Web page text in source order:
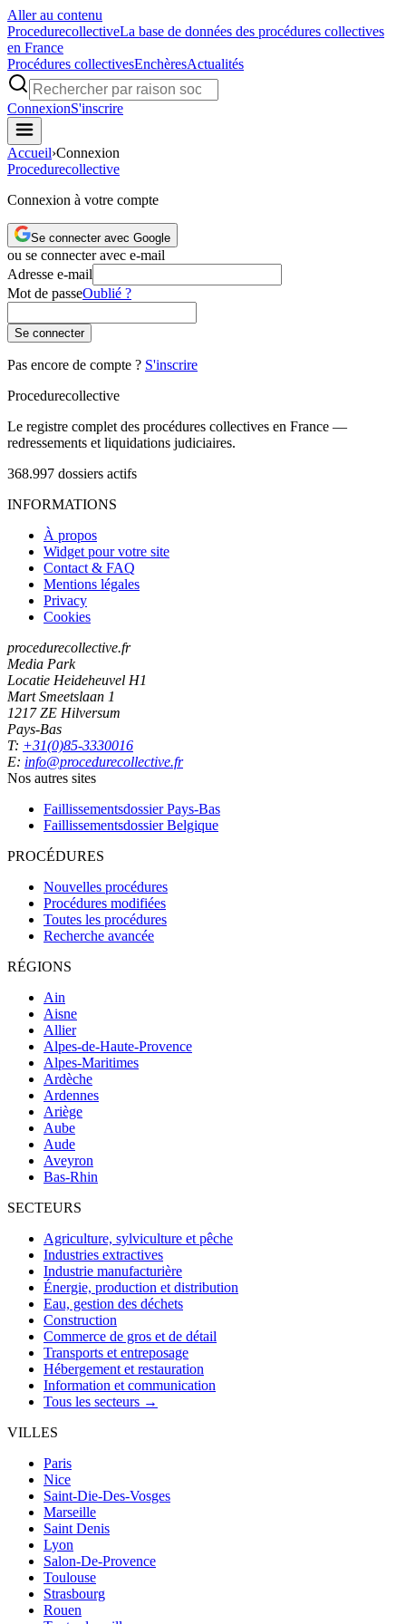
Aller au contenu
ProcedurecollectiveLa base de données des procédures collectives
en France
Procédures collectivesEnchèresActualités
ConnexionS'inscrire
Accueil›Connexion
Procedurecollective
Connexion à votre compte
Se connecter avec Google
ou se connecter avec e-mail
Adresse e-mail
Mot de passeOublié ?
Se connecter
Pas encore de compte ? S'inscrire
Procedurecollective
Le registre complet des procédures collectives en France —
redressements et liquidations judiciaires.
368.997 dossiers actifs
INFORMATIONS
À propos
Widget pour votre site
Contact & FAQ
Mentions légales
Privacy
Cookies
procedurecollective.fr
Media Park
Locatie Heideheuvel H1
Mart Smeetslaan 1
1217 ZE Hilversum
Pays-Bas
T: +31(0)85-3330016
E: info@procedurecollective.fr
Nos autres sites
Faillissementsdossier Pays-Bas
Faillissementsdossier Belgique
PROCÉDURES
Nouvelles procédures
Procédures modifiées
Toutes les procédures
Recherche avancée
RÉGIONS
Ain
Aisne
Allier
Alpes-de-Haute-Provence
Alpes-Maritimes
Ardèche
Ardennes
Ariège
Aube
Aude
Aveyron
Bas-Rhin
SECTEURS
Agriculture, sylviculture et pêche
Industries extractives
Industrie manufacturière
Énergie, production et distribution
Eau, gestion des déchets
Construction
Commerce de gros et de détail
Transports et entreposage
Hébergement et restauration
Information et communication
Tous les secteurs →
VILLES
Paris
Nice
Saint-Die-Des-Vosges
Marseille
Saint Denis
Lyon
Salon-De-Provence
Toulouse
Strasbourg
Rouen